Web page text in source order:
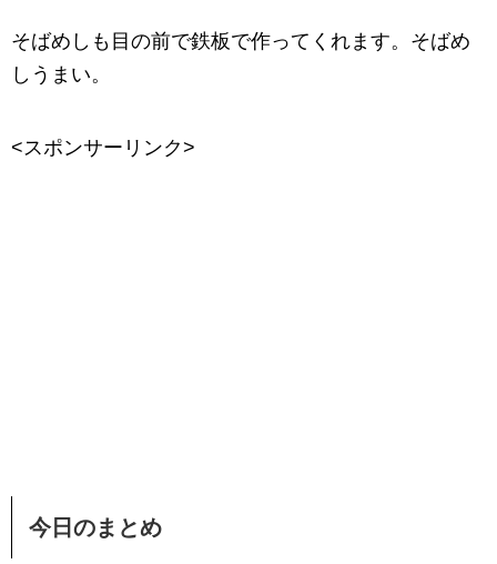
そばめしも目の前で鉄板で作ってくれます。そばめ
しうまい。
<スポンサーリンク>
今日のまとめ